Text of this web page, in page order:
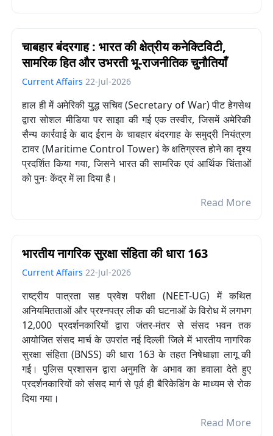
चाबहार बंदरगाह : भारत की क्षेत्रीय कनेक्टिविटी,
सामरिक हित और उभरती भू-राजनीतिक चुनौतियाँ
Current Affairs 22-Jul-2026
हाल ही में अमेरिकी युद्ध सचिव (Secretary of War) पीट हेगसेथ
द्वारा सोशल मीडिया पर साझा की गई एक तस्वीर, जिसमें अमेरिकी
सैन्य कार्रवाई के बाद ईरान के चाबहार बंदरगाह के समुद्री नियंत्रण
टावर (Maritime Control Tower) के क्षतिग्रस्त होने का दृश्य
प्रदर्शित किया गया, जिसने भारत की सामरिक एवं आर्थिक चिंताओं
को पुनः केंद्र में ला दिया है।
Read More
भारतीय नागरिक सुरक्षा संहिता की धारा 163
Current Affairs 22-Jul-2026
राष्ट्रीय पात्रता सह प्रवेश परीक्षा (NEET-UG) में कथित
अनियमितताओं और प्रश्नपत्र लीक की घटनाओं के विरोध में लगभग
12,000 प्रदर्शनकारियों द्वारा जंतर-मंतर से संसद भवन तक
आयोजित संसद मार्च के उपरांत नई दिल्ली जिले में भारतीय नागरिक
सुरक्षा संहिता (BNSS) की धारा 163 के तहत निषेधाज्ञा लागू की
गई। पुलिस प्रशासन द्वारा अनुमति के अभाव का हवाला देते हुए
प्रदर्शनकारियों को संसद मार्ग से पूर्व ही बैरिकेडिंग के माध्यम से रोक
दिया गया।
Read More